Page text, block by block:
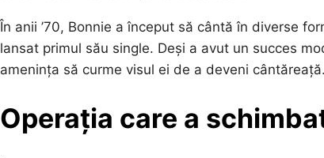
În anii ’70, Bonnie a început să cântă în diverse
lansat primul său single. Deși a avut un succes
amenința să curme visul ei de a deveni cântăreață.
Operația care a